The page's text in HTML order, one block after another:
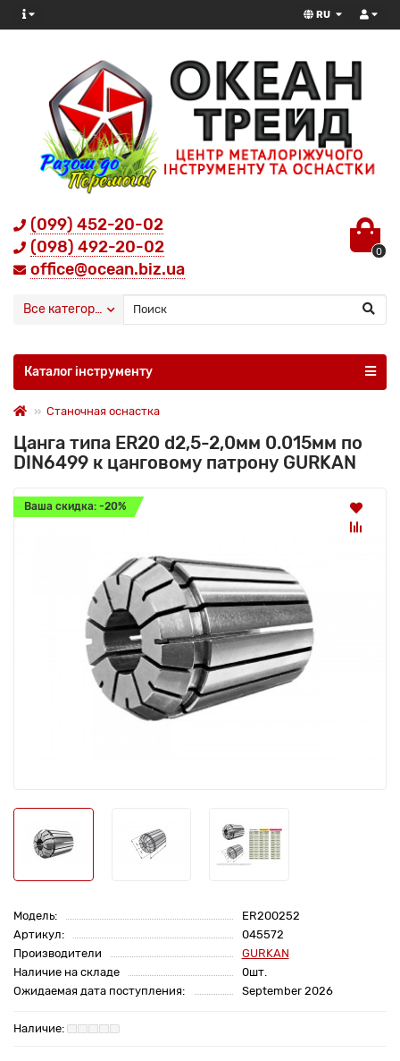
RU
(099) 452-20-02
(098) 492-20-02
office@ocean.biz.ua
0
Все категории
Каталог інструменту
Станочная оснастка
Цанга типа ER20 d2,5-2,0мм 0.015мм по
DIN6499 к цанговому патрону GURKAN
Ваша скидка: -20%
Модель:
ER200252
Артикул:
045572
Производители
GURKAN
Наличие на складе
0шт.
Ожидаемая дата поступления:
September 2026